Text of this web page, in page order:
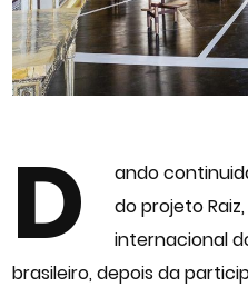
D
ando
do projeto
internacional
brasileiro, depois da